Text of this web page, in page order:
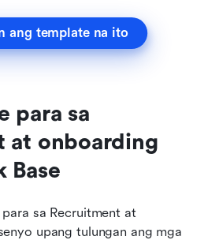
ang template na ito
para sa
at onboarding
Base
sa Recruitment at
upang tulungan ang mga